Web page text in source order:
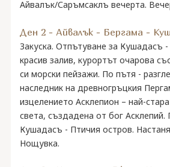
Айвалък/Саръмсаклъ вечерта.
Ден 2 - Айвалък - Бергама -
Закуска. Отпътуване за Кушадасъ
красив залив, курортът очарова
си морски пейзажи. По пътя -
наследник на древногръцкия
изцелението Асклепион – най-
света, създадена от бог Асклепий.
Кушадасъ - Птичия остров.
Нощувка.